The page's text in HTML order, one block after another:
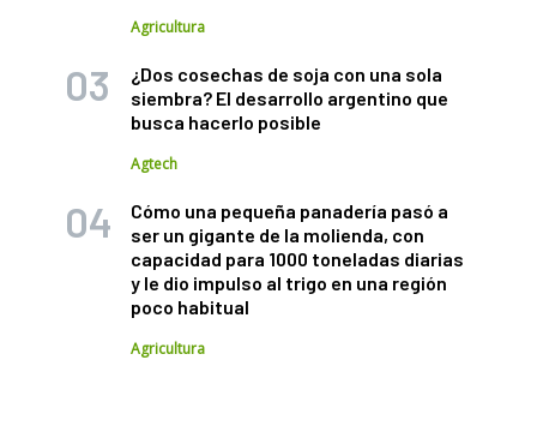
Agricultura
¿Dos cosechas de soja con una sola
siembra? El desarrollo argentino que
busca hacerlo posible
Agtech
Cómo una pequeña panadería pasó a
ser un gigante de la molienda, con
capacidad para 1000 toneladas diarias
y le dio impulso al trigo en una región
poco habitual
Agricultura